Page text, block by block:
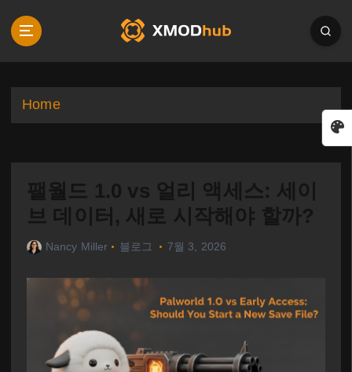
p
Home
팰월드 1.0 vs 얼리 액세스: 세이
브 데이터, 새로 시작해야 할까?
Nancy Miller 블로그 7월 3, 2026